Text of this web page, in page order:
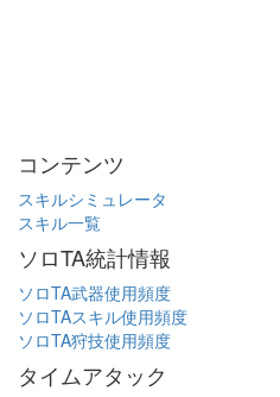
コンテンツ
スキルシミュレータ
スキル一覧
ソロTA統計情報
ソロTA武器使用頻度
ソロTAスキル使用頻度
ソロTA狩技使用頻度
タイムアタック